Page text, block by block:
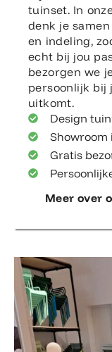
tuinset. In
denk je
en indeling,
echt bij jou
bezorgen we
persoonlijk bij
uitkomt.
Design
Showroom
Gratis
Meer over